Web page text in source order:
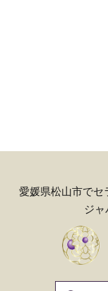
愛媛県松山市でセ
ジャ